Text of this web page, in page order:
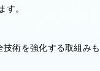
。
術を強化する取組みも